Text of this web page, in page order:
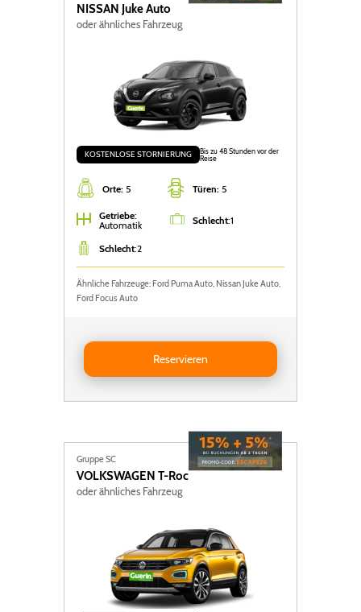
NISSAN Juke Auto
oder ähnliches Fahrzeug
Orte: 5 Türen: 5
KOSTENLOSE STORNIERUNG
Bis zu 48 Stunden vor der
Reise
Getriebe:
Automatik
Schlecht:1
Schlecht:2
Ähnliche Fahrzeuge: Ford Puma Auto, Nissan Juke Auto,
Ford Focus Auto
Reservieren
Reservieren Nissan Juke AUTO
Gruppe SC
VOLKSWAGEN T-Roc
oder ähnliches Fahrzeug